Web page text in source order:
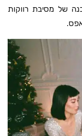
של מסיבת רווקות